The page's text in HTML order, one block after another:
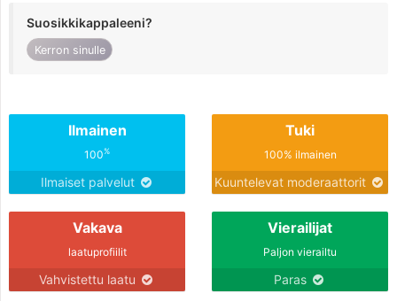
Suosikkikappaleeni?
Kerron sinulle
Ilmainen
100%
Ilmaiset palvelut
Tuki
100% ilmainen
Kuuntelevat moderaattorit
Vakava
laatuprofiilit
Vahvistettu laatu
Vierailijat
Paljon vierailtu
Paras